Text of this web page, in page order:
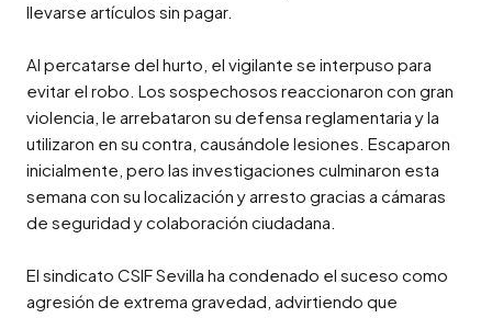
llevarse artículos sin pagar.
Al percatarse del hurto, el vigilante se interpuso para
evitar el robo. Los sospechosos reaccionaron con gran
violencia, le arrebataron su defensa reglamentaria y la
utilizaron en su contra, causándole lesiones. Escaparon
inicialmente, pero las investigaciones culminaron esta
semana con su localización y arresto gracias a cámaras
de seguridad y colaboración ciudadana.
El sindicato CSIF Sevilla ha condenado el suceso como
agresión de extrema gravedad, advirtiendo que